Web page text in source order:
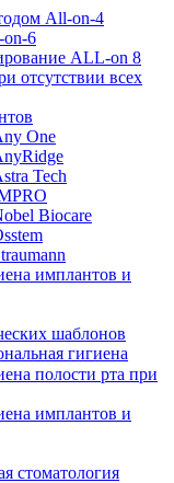
All-on-4
6
ALL-on 8
отсутствии всех
One
Tech
Biocare
имплантов и
шаблонов
гигиена
полости рта при
имплантов и
стоматология